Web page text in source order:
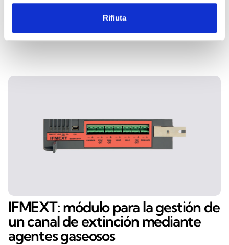
Rifiuta
evacuación por voz. Cada central puede gestionar
un solo módulo IFMLAN.
IFMEXT: módulo para la gestión de
un canal de extinción mediante
agentes gaseosos